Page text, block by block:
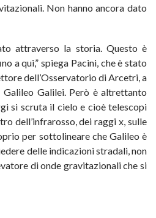
Non hanno ancora dato
attraverso la storia. Questo è
a qui,” spiega Pacini, che è stato
dell’Osservatorio di Arcetri, a
Galilei. Però è altrettanto
si scruta il cielo e cioè telescopi
dell’infrarosso, dei raggi x, sulle
per sottolineare che Galileo è
delle indicazioni stradali, non
di onde gravitazionali che si